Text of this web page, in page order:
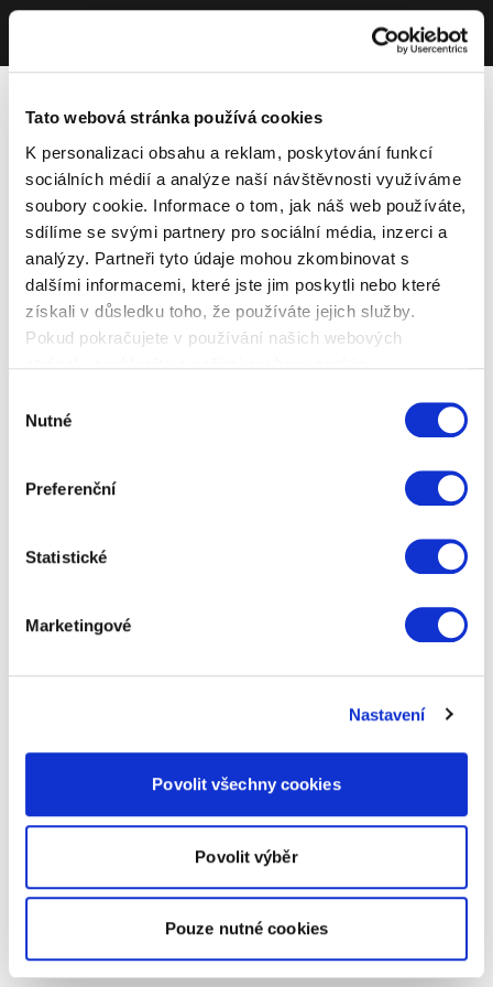
Tato webová stránka používá cookies
K personalizaci obsahu a reklam, poskytování funkcí
sociálních médií a analýze naší návštěvnosti využíváme
soubory cookie. Informace o tom, jak náš web používáte,
sdílíme se svými partnery pro sociální média, inzerci a
analýzy. Partneři tyto údaje mohou zkombinovat s
dalšími informacemi, které jste jim poskytli nebo které
získali v důsledku toho, že používáte jejich služby.
Pokud pokračujete v používání našich webových
souhlasu
Nutné
Preferenční
Statistické
Marketingové
Nastavení
Povolit všechny cookies
Povolit výběr
Pouze nutné cookies